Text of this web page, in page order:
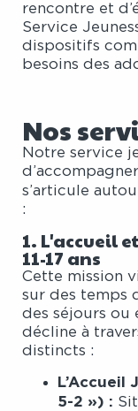
rencontre et
Service
dispositifs
besoins des
Nos
Notre service
s’articule
:
1. L'accueil
11-17 ans
Cette mission
sur des temps
des séjours ou
décline à
distincts :
L’Accueil
5-2 ») :